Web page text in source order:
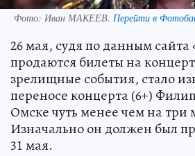
Фото: Иван МАКЕЕВ. Перейти в
26 мая, судя по данным сайта
продаются билеты на
зрелищные события, стало
переносе концерта (6+)
Омске чуть менее чем на три
Изначально он должен был
31 мая.